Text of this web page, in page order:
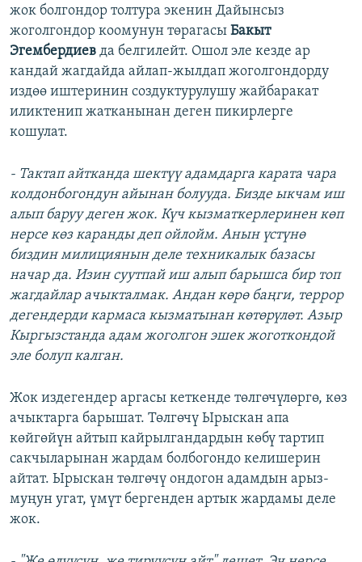
жок болгондор толтура экенин Дайынсыз
жоголгондор коомунун төрагасы Бакыт
Эгембердиев да белгилейт. Ошол эле кезде ар
кандай жагдайда айлап-жылдап жоголгондорду
издөө иштеринин создуктурулушу жайбаракат
иликтенип жатканынан деген пикирлерге
кошулат.
- Тактап айтканда шектүү адамдарга карата чара
колдонбогондун айынан болууда. Бизде ыкчам иш
алып баруу деген жок. Күч кызматкерлеринен көп
нерсе көз каранды деп ойлойм. Анын үстүнө
биздин милициянын деле техникалык базасы
начар да. Изин суутпай иш алып барышса бир топ
жагдайлар ачыкталмак. Андан көрө баңги, террор
дегендерди кармаса кызматынан көтөрүлөт. Азыр
Кыргызстанда адам жоголгон эшек жоготкондой
эле болуп калган.
Жок издегендер аргасы кеткенде төлгөчүлөргө, көз
ачыктарга барышат. Төлгөчү Ырыскан апа
көйгөйүн айтып кайрылгандардын көбү тартип
сакчыларынан жардам болбогондо келишерин
айтат. Ырыскан төлгөчү ондогон адамдын арыз-
муңун угат, үмүт бергенден артык жардамы деле
жок.